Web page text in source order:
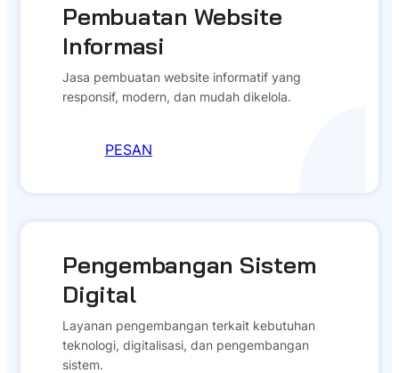
Pembuatan Website
Informasi
Jasa pembuatan website informatif yang
responsif, modern, dan mudah dikelola.
PESAN
Pengembangan Sistem
Digital
Layanan pengembangan terkait kebutuhan
teknologi, digitalisasi, dan pengembangan
sistem.